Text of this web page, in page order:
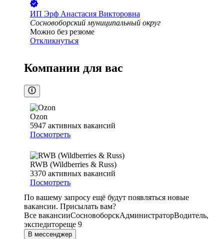
ИП Эрф Анастасия Викторовна
Сосновоборский муниципальный округ
Можно без резюме
Откликнуться
Компании для вас
Ozon
5947 активных вакансий
Посмотреть
RWB (Wildberries & Russ)
3370 активных вакансий
Посмотреть
По вашему запросу ещё будут появляться новые
вакансии. Присылать вам?
Все вакансииСосновоборскАдминистраторВодитель,
экспедитореще 9
В мессенджер